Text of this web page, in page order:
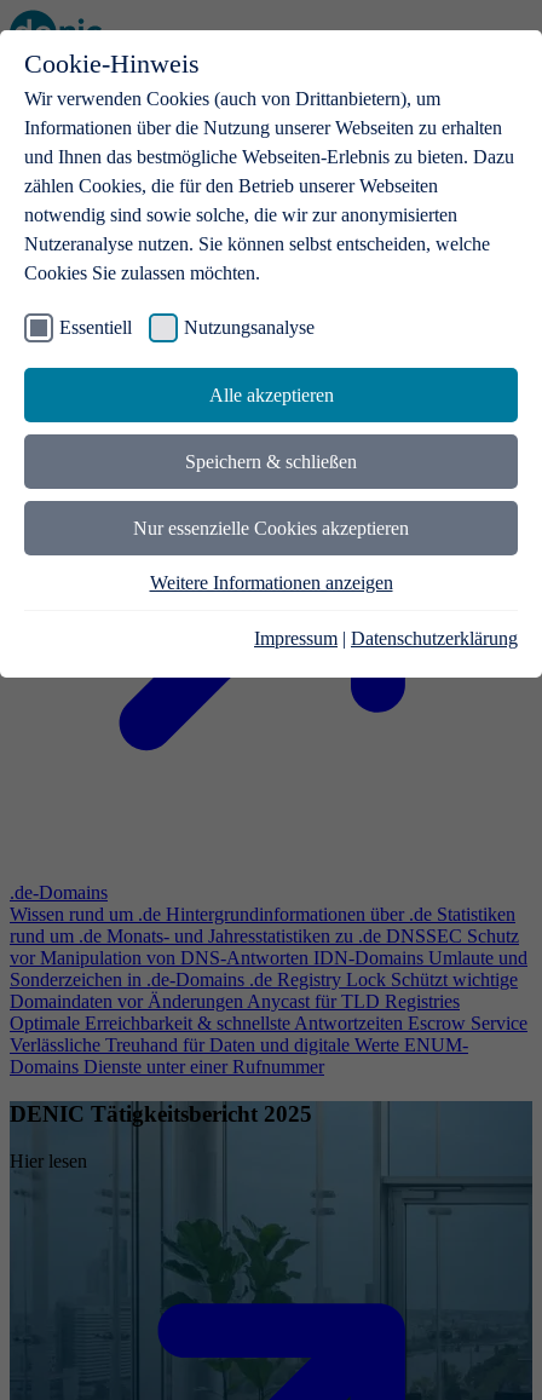
Cookie-Hinweis
Wir verwenden Cookies (auch von Drittanbietern), um
Informationen über die Nutzung unserer Webseiten zu erhalten
und Ihnen das bestmögliche Webseiten-Erlebnis zu bieten. Dazu
zählen Cookies, die für den Betrieb unserer Webseiten
notwendig sind sowie solche, die wir zur anonymisierten
Nutzeranalyse nutzen. Sie können selbst entscheiden, welche
Cookies Sie zulassen möchten.
Essentiell Nutzungsanalyse
Alle akzeptieren
Speichern & schließen
Nur essenzielle Cookies akzeptieren
Weitere Informationen anzeigen
Impressum | Datenschutzerklärung
Open main menu
.de-Domains
Mit einer .de-Domain erhalten Ideen eine Bühne
.de-Domains
Wissen rund um .de Hintergrundinformationen über .de Statistiken
rund um .de Monats- und Jahresstatistiken zu .de DNSSEC Schutz
vor Manipulation von DNS-Antworten IDN-Domains Umlaute und
Sonderzeichen in .de-Domains .de Registry Lock Schützt wichtige
Domaindaten vor ÄnderungenAnycast für TLD Registries
Optimale Erreichbarkeit & schnellste Antwortzeiten Escrow Service
Verlässliche Treuhand für Daten und digitale Werte ENUM-
Domains Dienste unter einer Rufnummer
DENIC Tätigkeitsbericht 2025
Hier lesen